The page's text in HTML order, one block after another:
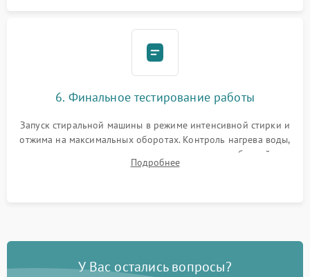
6. Финальное тестирование работы
Запуск стиральной машины в режиме интенсивной стирки и
отжима на максимальных оборотах. Контроль нагрева воды,
корректности слива, отсутствия излишних вибраций,
посторонних стуков и протечек под корпусом.
Подробнее
У Вас остались вопросы?